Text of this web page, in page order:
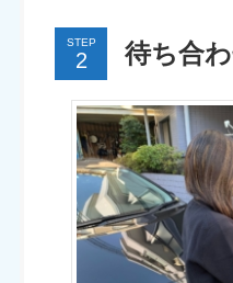
STEP 待ち合